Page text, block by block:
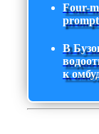
Four-
В
к